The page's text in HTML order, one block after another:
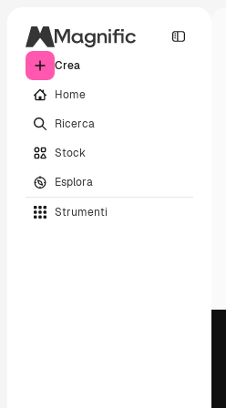
Crea
Home
Ricerca
Stock
Esplora
Strumenti